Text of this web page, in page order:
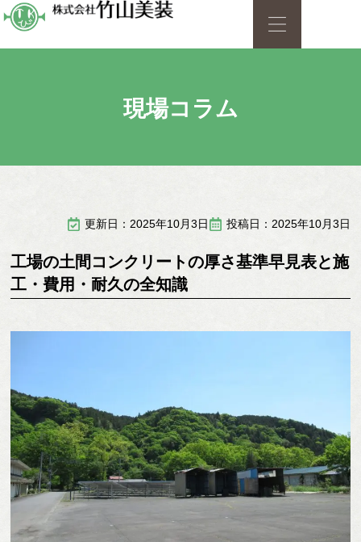
現場コラム
更新日：2025年10月3日 投稿日：2025年10月3日
工場の土間コンクリートの厚さ基準早見表と施
工・費用・耐久の全知識